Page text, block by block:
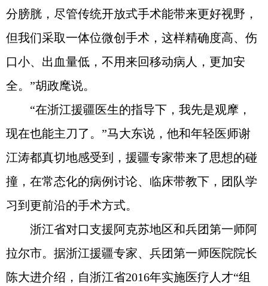
分膀胱，尽管传统开放式手术能带来更好视野，
但我们采取一体位微创手术，这样精确度高、伤
口小、出血量低，不用来回移动病人，更加安
全。”胡政麾说。
“在浙江援疆医生的指导下，我先是观摩，
现在也能主刀了。”马大东说，他和年轻医师谢
江涛都真切地感受到，援疆专家带来了思想的碰
撞，在常态化的病例讨论、临床带教下，团队学
习到更前沿的手术方式。
浙江省对口支援阿克苏地区和兵团第一师阿
拉尔市。据浙江援疆专家、兵团第一师医院院长
陈大进介绍，自浙江省2016年实施医疗人才“组